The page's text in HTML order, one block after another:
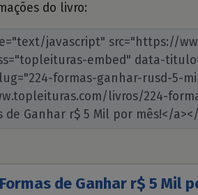
do livro:
de Ganhar r$ 5 Mil